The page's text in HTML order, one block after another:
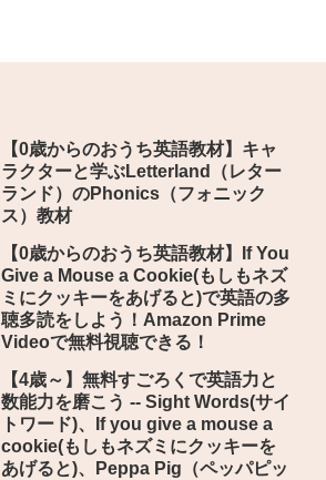
【0歳からのおうち英語教材】キャ
ラクターと学ぶLetterland（レター
ランド）のPhonics（フォニック
ス）教材
【0歳からのおうち英語教材】If You
Give a Mouse a Cookie(もしもネズ
ミにクッキーをあげると)で英語の多
聴多読をしよう！Amazon Prime
Videoで無料視聴できる！
【4歳～】無料すごろくで英語力と
数能力を磨こう -- Sight Words(サイ
トワード)、If you give a mouse a
cookie(もしもネズミにクッキーを
あげると)、Peppa Pig（ペッパピッ